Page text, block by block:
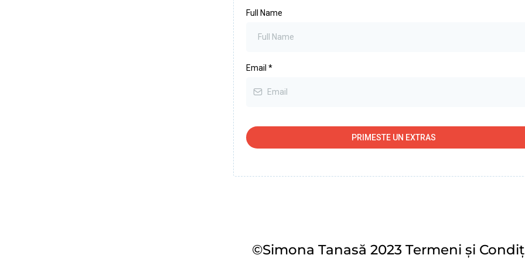
Full Name
Email *
PRIMESTE UN EXTRAS
©Simona Tanasă 2023 Termeni și